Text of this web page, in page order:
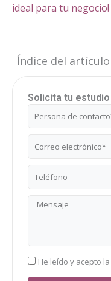
ideal para tu negocio!
Índice del artículo
Solicita tu estudio
Nombre
Correo
electrónico
Teléfono
Mensaje
RGPD
He leído y acepto la